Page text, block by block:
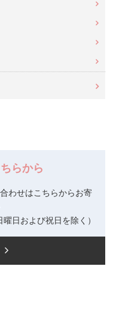
らから
わせはこちらからお寄
日および祝日を除く）